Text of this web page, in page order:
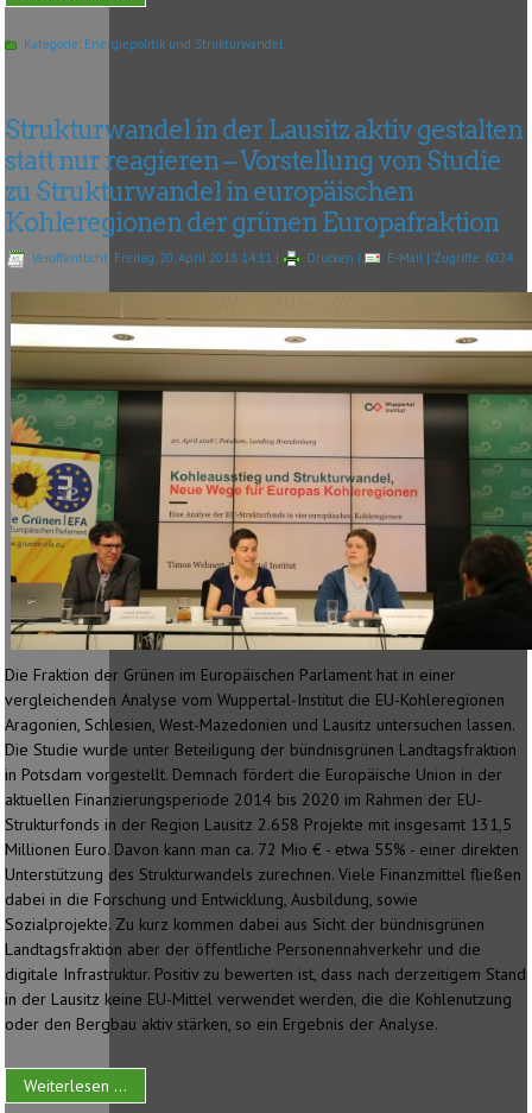
Kategorie: Energiepolitik und Strukturwandel
Strukturwandel in der Lausitz aktiv gestalten
statt nur reagieren – Vorstellung von Studie
zu Strukturwandel in europäischen
Kohleregionen der grünen Europafraktion
Veröffentlicht: Freitag, 20. April 2018 14:11 | Drucken | E-Mail | Zugriffe: 6024
Die Fraktion der Grünen im Europäischen Parlament hat in einer
vergleichenden Analyse vom Wuppertal-Institut die EU-Kohleregionen
Aragonien, Schlesien, West-Mazedonien und Lausitz untersuchen lassen.
Die Studie wurde unter Beteiligung der bündnisgrünen Landtagsfraktion
in Potsdam vorgestellt. Demnach fördert die Europäische Union in der
aktuellen Finanzierungsperiode 2014 bis 2020 im Rahmen der EU-
Strukturfonds in der Region Lausitz 2.658 Projekte mit insgesamt 131,5
Millionen Euro. Davon kann man ca. 72 Mio € - etwa 55% - einer direkten
Unterstützung des Strukturwandels zurechnen. Viele Finanzmittel fließen
dabei in die Forschung und Entwicklung, Ausbildung, sowie
Sozialprojekte. Zu kurz kommen dabei aus Sicht der bündnisgrünen
Landtagsfraktion aber der öffentliche Personennahverkehr und die
digitale Infrastruktur. Positiv zu bewerten ist, dass nach derzeitigem Stand
in der Lausitz keine EU-Mittel verwendet werden, die die Kohlenutzung
oder den Bergbau aktiv stärken, so ein Ergebnis der Analyse.
Weiterlesen ...